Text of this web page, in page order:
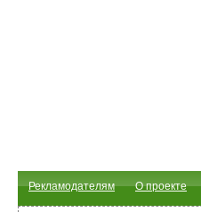
Рекламодателям О проекте